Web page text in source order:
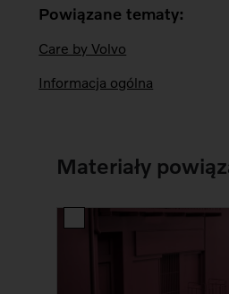
Powiązane tematy:
Care by Volvo
Informacja ogólna
Materiały